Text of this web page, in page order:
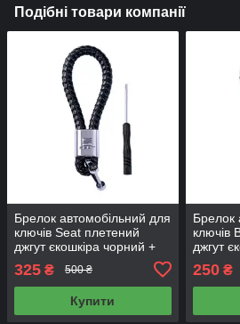
Подібні товари компанії
Брелок автомобільний для
ключів Seat плетений
джгут єкошкіра чорний +
325 ₴ 500 ₴
Купити
Брелок
ключів
джгут
250₴